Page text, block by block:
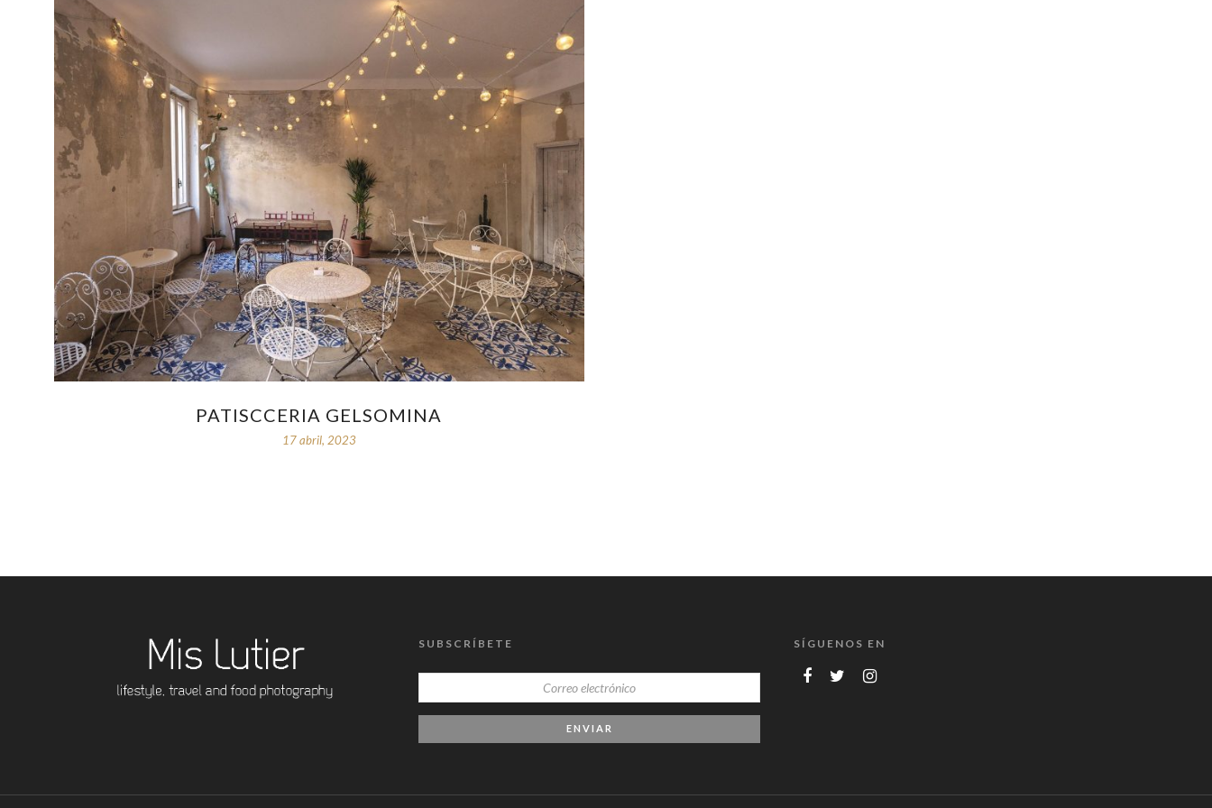
PATISCCERIA GELSOMINA
17 abril, 2023
SUBSCRÍBETE SÍGUENOS EN